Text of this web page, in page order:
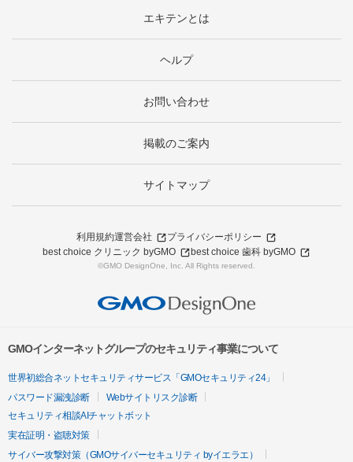
エキテンとは
ヘルプ
お問い合わせ
掲載のご案内
サイトマップ
利用規約運営会社
プライバシーポリシー
best choice クリニック byGMO
best choice 歯科 byGMO
©GMO DesignOne, Inc. All Rights reserved.
GMOインターネットグループのセキュリティ事業について
世界初総合ネットセキュリティサービス「GMOセキュリティ24」
パスワード漏洩診断
Webサイトリスク診断
セキュリティ相談AIチャットボット
実在証明・盗聴対策
サイバー攻撃対策（GMOサイバーセキュリティ byイエラエ）